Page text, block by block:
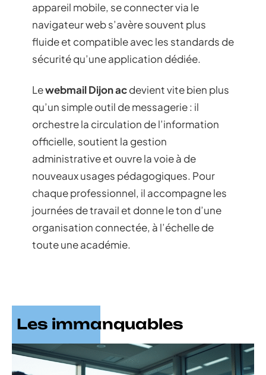
appareil mobile, se connecter via le
navigateur web s’avère souvent plus
fluide et compatible avec les standards de
sécurité qu’une application dédiée.
Lewebmail Dijon acdevient vite bien plus
qu’un simple outil de messagerie : il
orchestre la circulation de l’information
officielle, soutient la gestion
administrative et ouvre la voie à de
nouveaux usages pédagogiques. Pour
chaque professionnel, il accompagne les
journées de travail et donne le ton d’une
organisation connectée, à l’échelle de
toute une académie.
Les immanquables